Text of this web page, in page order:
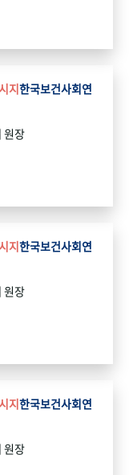
지한국보건사회연
원장
지한국보건사회연
원장
지한국보건사회연
원장